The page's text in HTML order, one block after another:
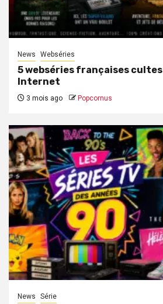
News Webséries
5 webséries françaises
Internet
3 mois ago Popcornus
News Série